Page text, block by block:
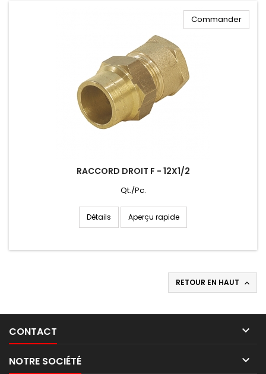
RACCORD DROIT F - 12X1/2
Qt./Pc.
Détails Aperçu rapide
Commander
RETOUR EN HAUT 
CONTACT 
NOTRE SOCIÉTÉ 